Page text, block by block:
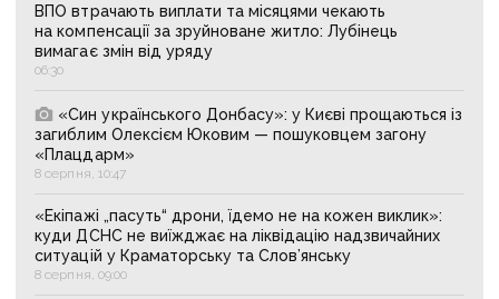
ВПО втрачають виплати та місяцями чекають
на компенсації за зруйноване житло: Лубінець
вимагає змін від уряду
06:30
«Син українського Донбасу»: у Києві прощаються із
загиблим Олексієм Юковим — пошуковцем загону
«Плацдарм»
8 серпня, 10:47
«Екіпажі „пасуть“ дрони, їдемо не на кожен виклик»:
куди ДСНС не виїжджає на ліквідацію надзвичайних
ситуацій у Краматорську та Слов’янську
8 серпня, 09:00